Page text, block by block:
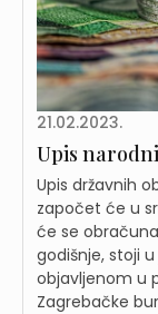
21.02.2023.
Upis
Upis državnih
započet će u
će se
godišnje, stoji
objavljenom u
Zagrebačke